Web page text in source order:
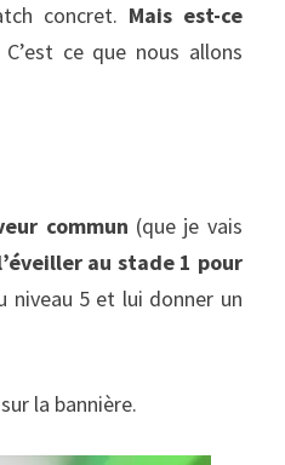
concret. Mais est-ce
C’est ce que nous allons
commun (que je vais
au stade 1 pour
niveau 5 et lui donner un
la bannière.